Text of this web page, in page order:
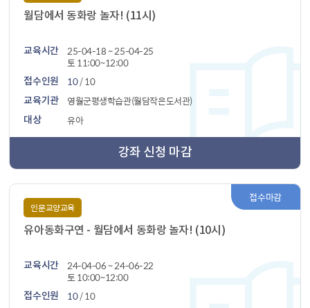
월담에서 동화랑 놀자! (11시)
교육시간
25-04-18 ~ 25-04-25
토 11:00~12:00
접수인원 10/ 10
교육기관 영월군평생학습관(월담작은도서관)
대상 유아
강좌 신청 마감
접수마감
인문교양교육
유아동화구연 - 월담에서 동화랑 놀자! (10시)
교육시간
24-04-06 ~ 24-06-22
토 10:00~12:00
접수인원 10/ 10